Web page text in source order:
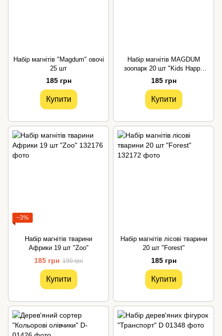
Набір магнітів "Magdum" овочі
25 шт
185 грн
Купити
Набір магнітів MAGDUM
зоопарк 20 шт "Kids Happy
Zoo"
185 грн
Купити
−3%
Набір магнітів тварини
Африки 19 шт "Zoo"
185 грн 190 грн
Купити
Набір магнітів лісові тварини
20 шт "Forest"
185 грн
Купити